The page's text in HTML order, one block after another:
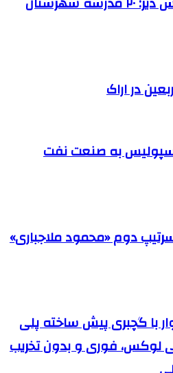
در اراک
به صنعت نفت
دوم «محمود ملاجباری»
با گچبری پیش ساخته پلی
لوکس، فوری و بدون تخریب